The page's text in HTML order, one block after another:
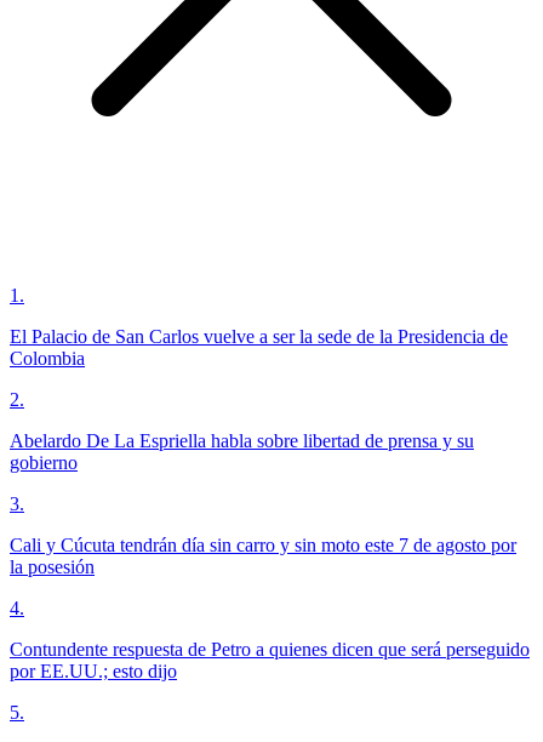
1.
El Palacio de San Carlos vuelve a ser la sede de la Presidencia de
Colombia
2.
Abelardo De La Espriella habla sobre libertad de prensa y su
gobierno
3.
Cali y Cúcuta tendrán día sin carro y sin moto este 7 de agosto por
la posesión
4.
Contundente respuesta de Petro a quienes dicen que será perseguido
por EE.UU.; esto dijo
5.